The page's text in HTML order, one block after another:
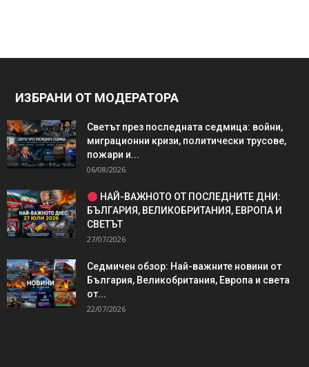
ИЗБРАНИ ОТ МОДЕРАТОРА
Светът през последната седмица: войни,
миграционни кризи, политически трусове,
пожари и...
06/08/2026
НАЙ-ВАЖНОТО ОТ ПОСЛЕДНИТЕ ДНИ:
БЪЛГАРИЯ, ВЕЛИКОБРИТАНИЯ, ЕВРОПА И
СВЕТЪТ
27/07/2026
Седмичен обзор: Най-важните новини от
България, Великобритания, Европа и света
от...
22/07/2026